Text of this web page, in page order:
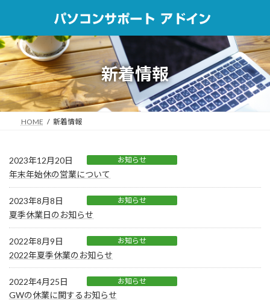
ン
ツ
へ
ス
キ
ッ
プ
ー
シ
ョ
ン
に
移
動
新着情報
HOME 新着情報
2023年12月20日 お知らせ
年末年始休の営業について
2023年8月8日 お知らせ
夏季休業日のお知らせ
2022年8月9日 お知らせ
2022年夏季休業のお知らせ
2022年4月25日 お知らせ
GWの休業に関するお知らせ